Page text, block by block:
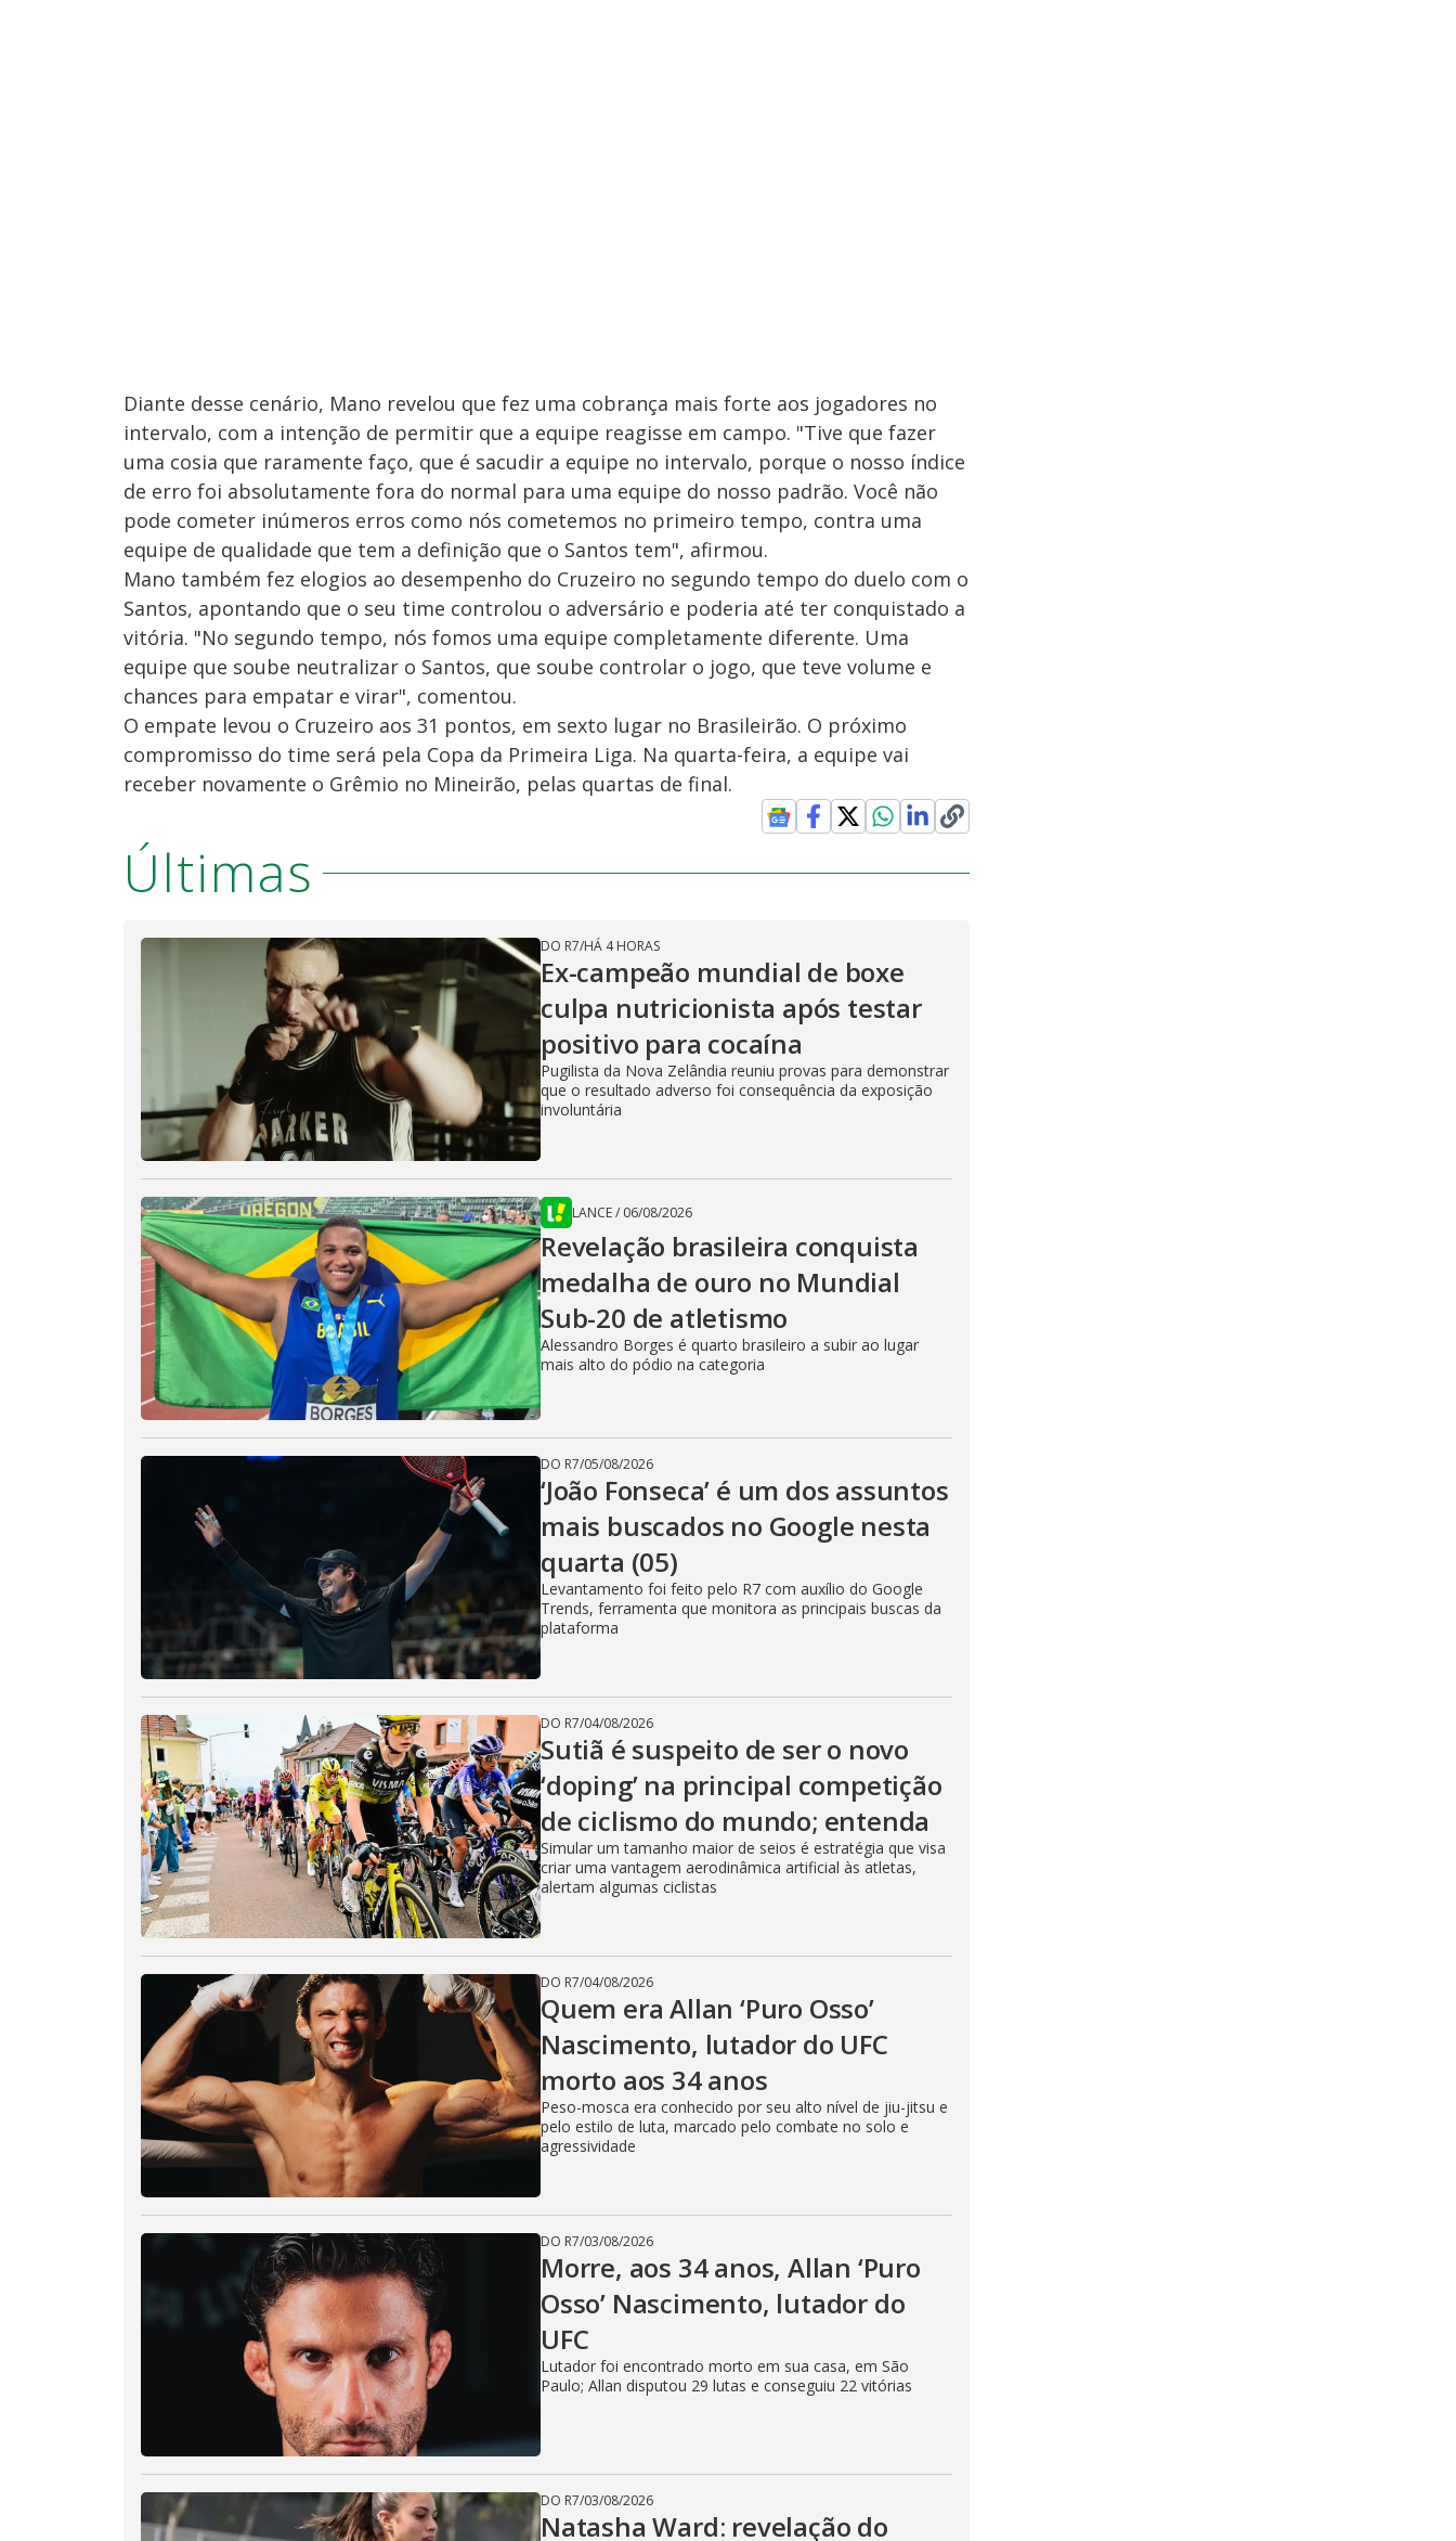
Diante desse cenário, Mano revelou que fez uma cobrança mais forte aos jogadores no
intervalo, com a intenção de permitir que a equipe reagisse em campo. "Tive que fazer
uma cosia que raramente faço, que é sacudir a equipe no intervalo, porque o nosso índice
de erro foi absolutamente fora do normal para uma equipe do nosso padrão. Você não
pode cometer inúmeros erros como nós cometemos no primeiro tempo, contra uma
equipe de qualidade que tem a definição que o Santos tem", afirmou.
Mano também fez elogios ao desempenho do Cruzeiro no segundo tempo do duelo com o
Santos, apontando que o seu time controlou o adversário e poderia até ter conquistado a
vitória. "No segundo tempo, nós fomos uma equipe completamente diferente. Uma
equipe que soube neutralizar o Santos, que soube controlar o jogo, que teve volume e
chances para empatar e virar", comentou.
O empate levou o Cruzeiro aos 31 pontos, em sexto lugar no Brasileirão. O próximo
compromisso do time será pela Copa da Primeira Liga. Na quarta-feira, a equipe vai
receber novamente o Grêmio no Mineirão, pelas quartas de final.
Últimas
DO R7/HÁ 4 HORAS
Ex-campeão mundial de boxe
culpa nutricionista após testar
positivo para cocaína
Pugilista da Nova Zelândia reuniu provas para demonstrar
que o resultado adverso foi consequência da exposição
involuntária
LANCE/ 06/08/2026
Revelação brasileira conquista
medalha de ouro no Mundial
Sub-20 de atletismo
Alessandro Borges é quarto brasileiro a subir ao lugar
mais alto do pódio na categoria
DO R7/05/08/2026
‘João Fonseca’ é um dos assuntos
mais buscados no Google nesta
quarta (05)
Levantamento foi feito pelo R7 com auxílio do Google
Trends, ferramenta que monitora as principais buscas da
plataforma
DO R7/04/08/2026
Sutiã é suspeito de ser o novo
‘doping’ na principal competição
de ciclismo do mundo; entenda
Simular um tamanho maior de seios é estratégia que visa
criar uma vantagem aerodinâmica artificial às atletas,
alertam algumas ciclistas
DO R7/04/08/2026
Quem era Allan ‘Puro Osso’
Nascimento, lutador do UFC
morto aos 34 anos
Peso-mosca era conhecido por seu alto nível de jiu-jitsu e
pelo estilo de luta, marcado pelo combate no solo e
agressividade
DO R7/03/08/2026
Morre, aos 34 anos, Allan ‘Puro
Osso’ Nascimento, lutador do
UFC
Lutador foi encontrado morto em sua casa, em São
Paulo; Allan disputou 29 lutas e conseguiu 22 vitórias
DO R7/03/08/2026
Natasha Ward: revelação do